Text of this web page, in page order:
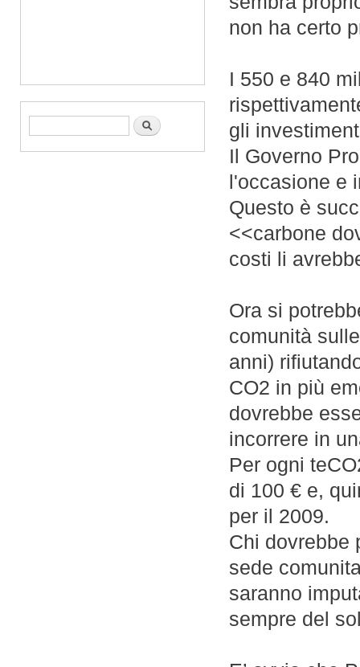
Form di ricerca Cerca
non ha certo
I 550 e 840
gli
Il Governo
l'occasione e
Questo è
<<carbone
costi li
Ora si
comunità
anni)
CO2 in più
dovrebbe
incorrere in
Per ogni
di 100 € e,
per il 2009.
Chi dovrebbe
sede
saranno
sempre del